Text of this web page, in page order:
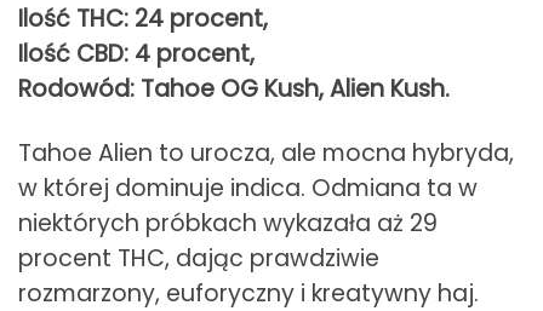
Ilość THC: 24 procent,
Ilość CBD: 4 procent,
Rodowód: Tahoe OG Kush, Alien Kush.
Tahoe Alien to urocza, ale mocna hybryda,
w której dominuje indica. Odmiana ta w
niektórych próbkach wykazała aż 29
procent THC, dając prawdziwie
rozmarzony, euforyczny i kreatywny haj.